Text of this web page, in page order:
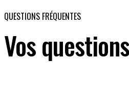
QUESTIONS FRÉQUENTES
Vos